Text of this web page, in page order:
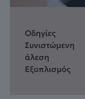
Οδηγίες
Συνιστώμενη
άλεση
Εξοπλισμός